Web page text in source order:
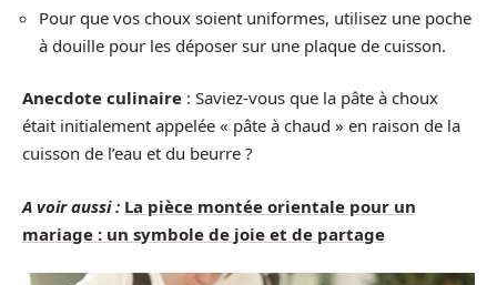
Pour que vos choux soient uniformes, utilisez une poche
à douille pour les déposer sur une plaque de cuisson.
Anecdote culinaire : Saviez-vous que la pâte à choux
était initialement appelée « pâte à chaud » en raison de la
cuisson de l’eau et du beurre ?
A voir aussi : La pièce montée orientale pour un
mariage : un symbole de joie et de partage